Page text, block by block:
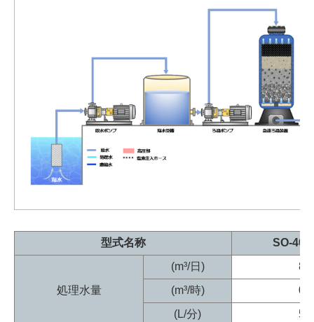
型式名称 SO-
処理水量
(m³/日)
8.0
(m³/時)
0.3
(L/分)
5.6